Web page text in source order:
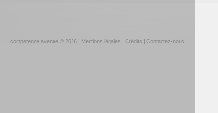
competence avenue © 2026 | Mentions légales Crédits Contactez-nous